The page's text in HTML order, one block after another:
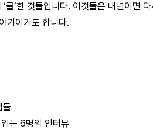
’한 것들입니다. 이것들은 내년이면
기이기도 합니다.
들
는 6명의 인터뷰